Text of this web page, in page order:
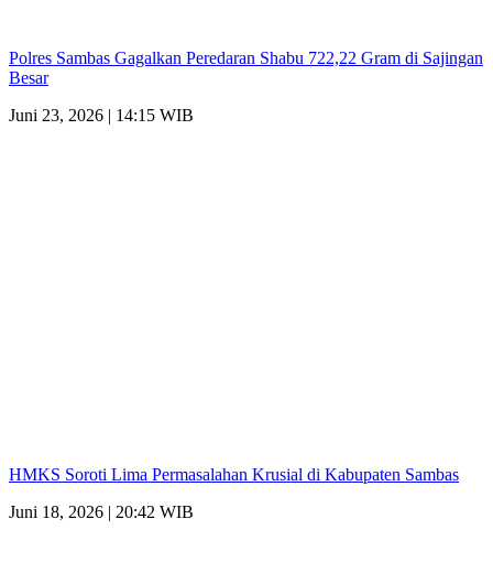
Polres Sambas Gagalkan Peredaran Shabu 722,22 Gram di Sajingan
Besar
Juni 23, 2026 | 14:15 WIB
HMKS Soroti Lima Permasalahan Krusial di Kabupaten Sambas
Juni 18, 2026 | 20:42 WIB